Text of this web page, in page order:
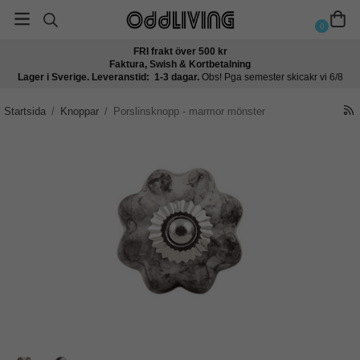
0
FRI frakt över 500 kr
Faktura, Swish & Kortbetalning
Lager i Sverige. Leveranstid: 1-3 dagar. Obs! Pga semester skicakr vi 6/8
Startsida / Knoppar / Porslinsknopp - marmor mönster